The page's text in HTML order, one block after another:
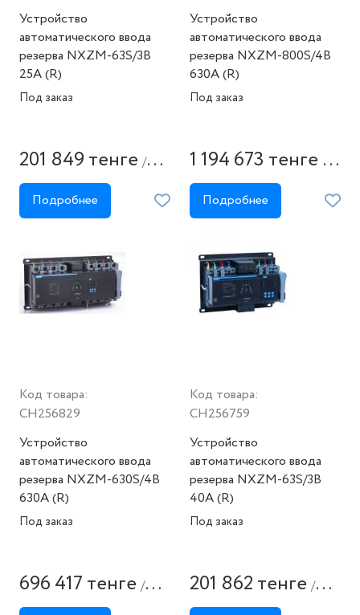
Устройство
автоматического ввода
резерва NXZM-63S/3B
25A (R)
Под заказ
201 849 тенге/
штука
Подробнее
Устройство
автоматического ввода
резерва NXZM-800S/4B
630A (R)
Под заказ
1 194 673 тенге /
штука
Подробнее
Код товара:
CH256829
Устройство
автоматического ввода
резерва NXZM-630S/4B
630A (R)
Под заказ
696 417 тенге/
Код товара:
CH256759
Устройство
автоматического ввода
резерва NXZM-63S/3B
40A (R)
Под заказ
201 862 тенге/